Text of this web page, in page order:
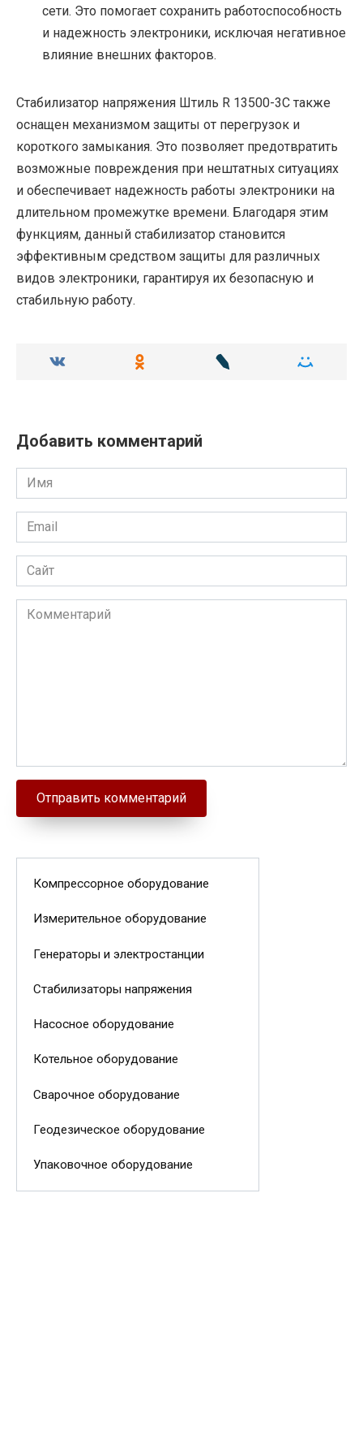
сети. Это помогает сохранить работоспособность
и надежность электроники, исключая негативное
влияние внешних факторов.
Стабилизатор напряжения Штиль R 13500-3C также
оснащен механизмом защиты от перегрузок и
короткого замыкания. Это позволяет предотвратить
возможные повреждения при нештатных ситуациях
и обеспечивает надежность работы электроники на
длительном промежутке времени. Благодаря этим
функциям, данный стабилизатор становится
эффективным средством защиты для различных
видов электроники, гарантируя их безопасную и
стабильную работу.
Добавить комментарий
Имя
Email
Сайт
Комментарий
Компрессорное оборудование
Измерительное оборудование
Генераторы и электростанции
Стабилизаторы напряжения
Насосное оборудование
Котельное оборудование
Сварочное оборудование
Геодезическое оборудование
Упаковочное оборудование